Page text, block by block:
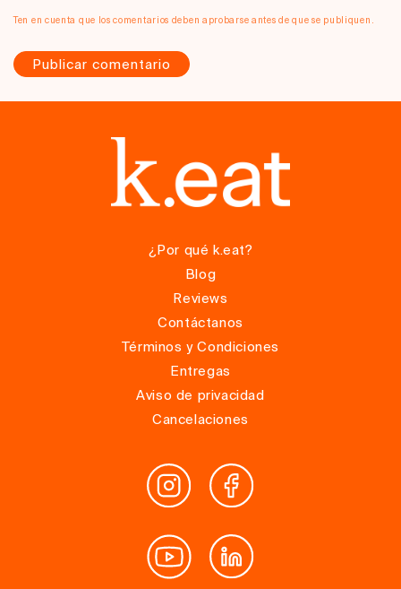
Ten en cuenta que los comentarios deben aprobarse antes de que se publiquen.
¿Por qué k.eat?
Blog
Reviews
Contáctanos
Términos y Condiciones
Entregas
Aviso de privacidad
Cancelaciones